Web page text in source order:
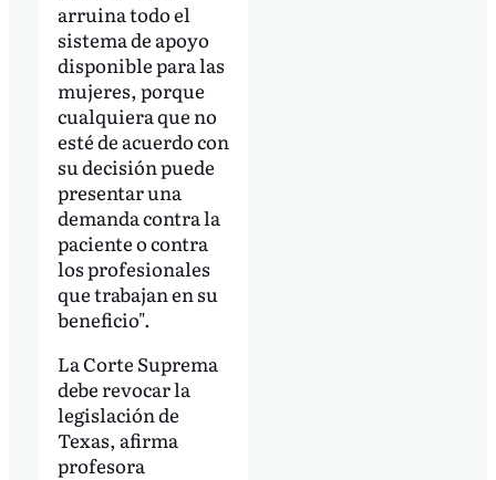
arruina todo el
sistema de apoyo
disponible para las
mujeres, porque
cualquiera que no
esté de acuerdo con
su decisión puede
presentar una
demanda contra la
paciente o contra
los profesionales
que trabajan en su
beneficio".
La Corte Suprema
debe revocar la
legislación de
Texas, afirma
profesora